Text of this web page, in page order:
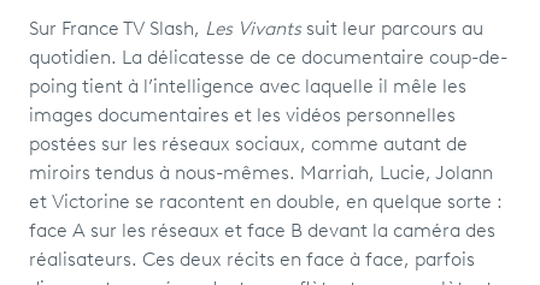
Sur France TV Slash, Les Vivantssuit leur parcours au
quotidien. La délicatesse de ce documentaire coup-de-
poing tient à l’intelligence avec laquelle il mêle les
images documentaires et les vidéos personnelles
postées sur les réseaux sociaux, comme autant de
miroirs tendus à nous-mêmes. Marriah, Lucie, Jolann
et Victorine se racontent en double, en quelque sorte :
face A sur les réseaux et face B devant la caméra des
réalisateurs. Ces deux récits en face à face, parfois